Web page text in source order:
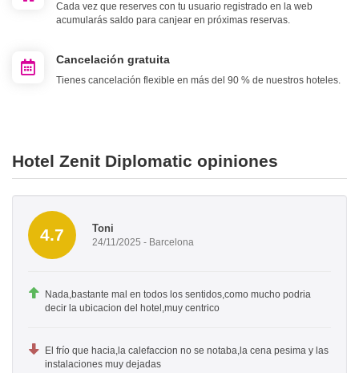
Cada vez que reserves con tu usuario registrado en la web
acumularás saldo para canjear en próximas reservas.
Cancelación gratuita
Tienes cancelación flexible en más del 90 % de nuestros hoteles.
Hotel Zenit Diplomatic opiniones
4.7 Toni
24/11/2025 - Barcelona
Nada,bastante mal en todos los sentidos,como mucho podria
decir la ubicacion del hotel,muy centrico
El frío que hacia,la calefaccion no se notaba,la cena pesima y las
instalaciones muy dejadas